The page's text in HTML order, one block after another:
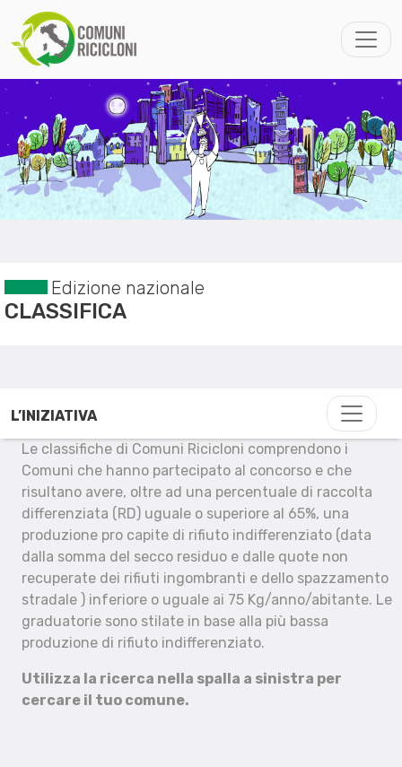
Edizione nazionale
CLASSIFICA
L’INIZIATIVA
Le classifiche di Comuni Ricicloni comprendono i
Comuni che hanno partecipato al concorso e che
risultano avere, oltre ad una percentuale di raccolta
differenziata (RD) uguale o superiore al 65%, una
produzione pro capite di rifiuto indifferenziato (data
dalla somma del secco residuo e dalle quote non
recuperate dei rifiuti ingombranti e dello spazzamento
stradale ) inferiore o uguale ai 75 Kg/anno/abitante. Le
graduatorie sono stilate in base alla più bassa
produzione di rifiuto indifferenziato.
Utilizza la ricerca nella spalla a sinistra per
cercare il tuo comune.